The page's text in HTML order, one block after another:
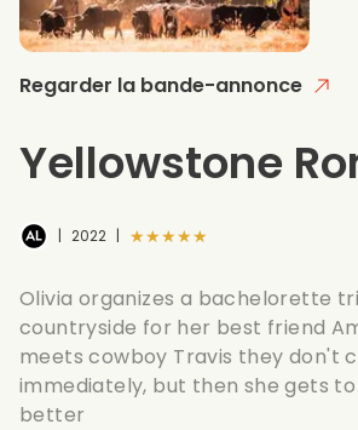
Regarder la bande-annonce
Yellowstone
| 2022 | ★★★★★
Olivia organizes a bachelorette
countryside for her best friend
meets cowboy Travis they don't
immediately, but then she gets
better